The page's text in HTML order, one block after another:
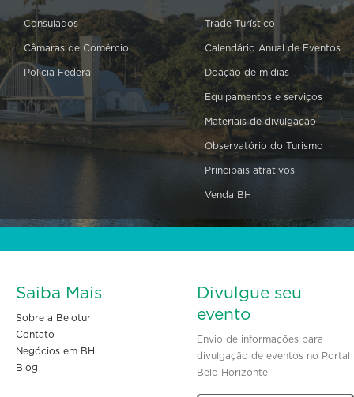
Consulados
Câmaras de Comércio
Polícia Federal
Trade Turístico
Calendário Anual de Eventos
Doação de mídias
Equipamentos e serviços
Materiais de divulgação
Observatório do Turismo
Principais atrativos
Venda BH
Saiba Mais
Sobre a Belotur
Contato
Negócios em BH
Blog
Divulgue seu
evento
Envio de informações para
divulgação de eventos no Portal
Belo Horizonte